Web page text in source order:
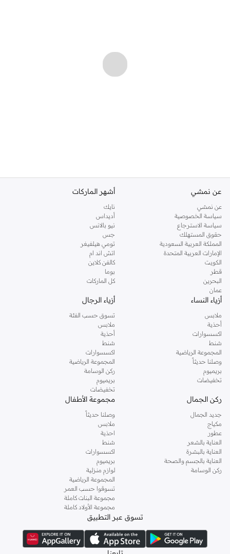
عن نمشي
عن نمشي
سياسة الخصوصية
سياسة الاسترجاع
حقوق المستهلك
المملكة العربية السعودية
الإمارات العربية المتحدة
الكويت
قطر
البحرين
عمان
أشهر الماركات
نايك
أديداس
نيو بالانس
جس
تومي هيلفيغر
اتش اند ام
كالفن كلاين
بوما
كل الماركات
أزياء النساء
ملابس
أحذية
اكسسوارات
شنط
المجموعة الرياضية
وصلنا حديثاً
بريميوم
تخفيضات
أزياء الرجال
تسوق حسب الفئة
ملابس
أحذية
شنط
اكسسوارات
المجموعة الرياضية
ركن الوسامة
بريميوم
تخفيضات
ركن الجمال
جديد الجمال
مكياج
عطور
العناية بالشعر
العناية بالبشرة
العناية بالجسم والصحة
ركن الوسامة
مجموعة الأطفال
وصلنا حديثاً
ملابس
احذية
شنط
اكسسوارات
بريميوم
لوازم منزلية
المجموعة الرياضية
تسوقوا حسب العمر
مجموعة البنات كاملة
مجموعة الأولاد كاملة
تسوق عبر التطبيق